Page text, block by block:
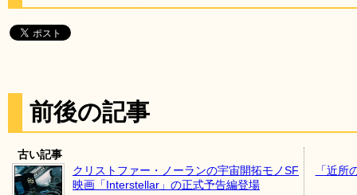
前後の記事
古い記事
クリストファー・ノーランの宇宙開拓モノSF
映画「Interstellar」の正式予告編登場
「近所